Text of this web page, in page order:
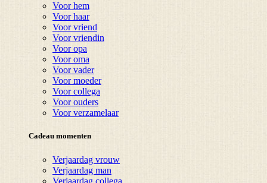
Voor hem
Voor haar
Voor vriend
Voor vriendin
Voor opa
Voor oma
Voor vader
Voor moeder
Voor collega
Voor ouders
Voor verzamelaar
Cadeau momenten
Verjaardag vrouw
Verjaardag man
Verjaardag collega